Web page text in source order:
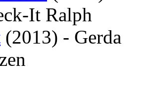
It Ralph
(2013) - Gerda